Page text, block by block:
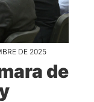
DE 2025
de